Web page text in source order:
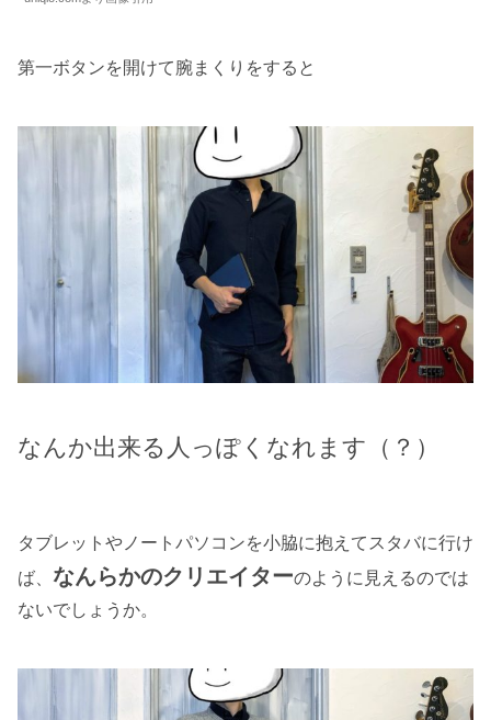
第一ボタンを開けて腕まくりをすると
なんか出来る人っぽくなれます（？）
タブレットやノートパソコンを小脇に抱えてスタバに行け
ば、 なんらかのクリエイターのように見えるのでは
ないでしょうか。